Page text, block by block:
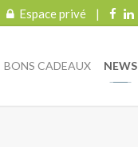
Espace privé |
BONS CADEAUX NEWS